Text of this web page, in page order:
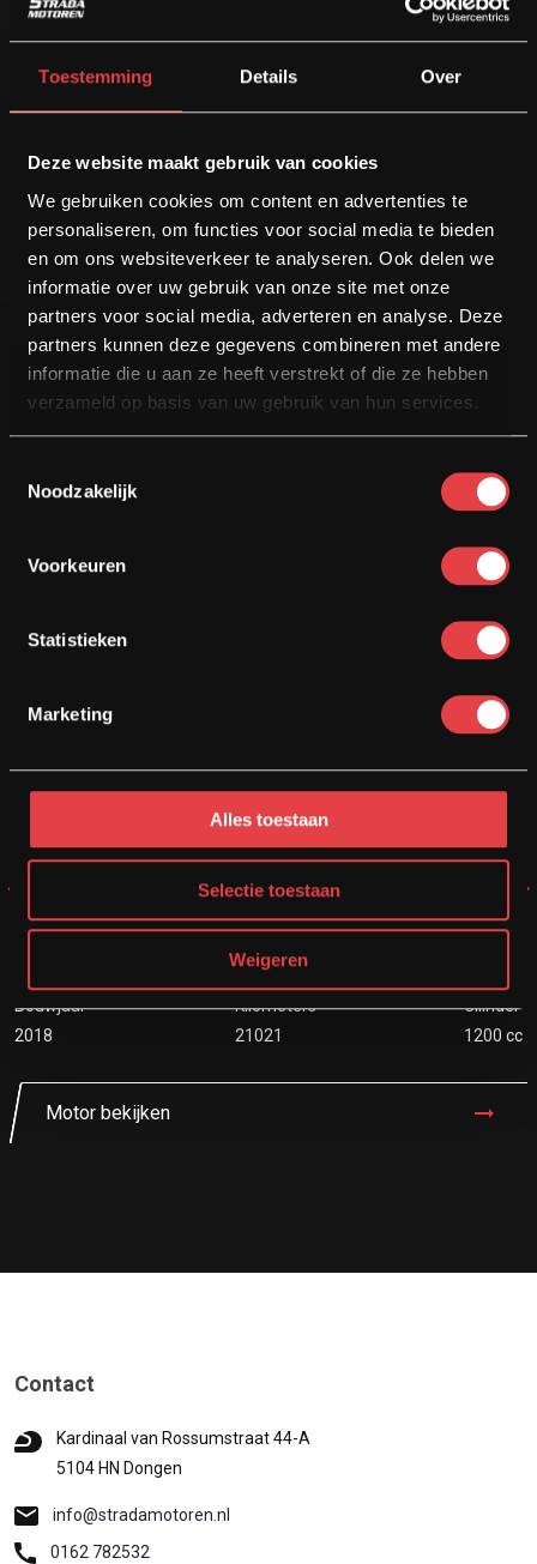
Toestemming Details Over
Deze website maakt gebruik van cookies
We gebruiken cookies om content en advertenties te
personaliseren, om functies voor social media te bieden
en om ons websiteverkeer te analyseren. Ook delen we
informatie over uw gebruik van onze site met onze
partners voor social media, adverteren en analyse. Deze
partners kunnen deze gegevens combineren met andere
informatie die u aan ze heeft verstrekt of die ze hebben
verzameld op basis van uw gebruik van hun services.
Noodzakelijk
Voorkeuren
Statistieken
Marketing
Alles toestaan
Selectie toestaan
Weigeren
Klein onderhoud: 18-10-2016 - 8372km
Klein onderhoud: 19-10-2017 - 14216km
Klein onderhoud: 10-10-2019 - 24348km
(km aantoonbaar d.m.v. TÜV keuring)
NU RIJDEN! BETALEN DOE JE MET MATE
Financieren
MOTOR VERKOPEN?
BMW RNINET SCRAMBLER
Bouwjaar
2018
Kilometers
21021
Cilinder
1200 cc
Motor bekijken
Contact
Kardinaal van Rossumstraat 44-A
5104 HN Dongen
info@stradamotoren.nl
0162 782532